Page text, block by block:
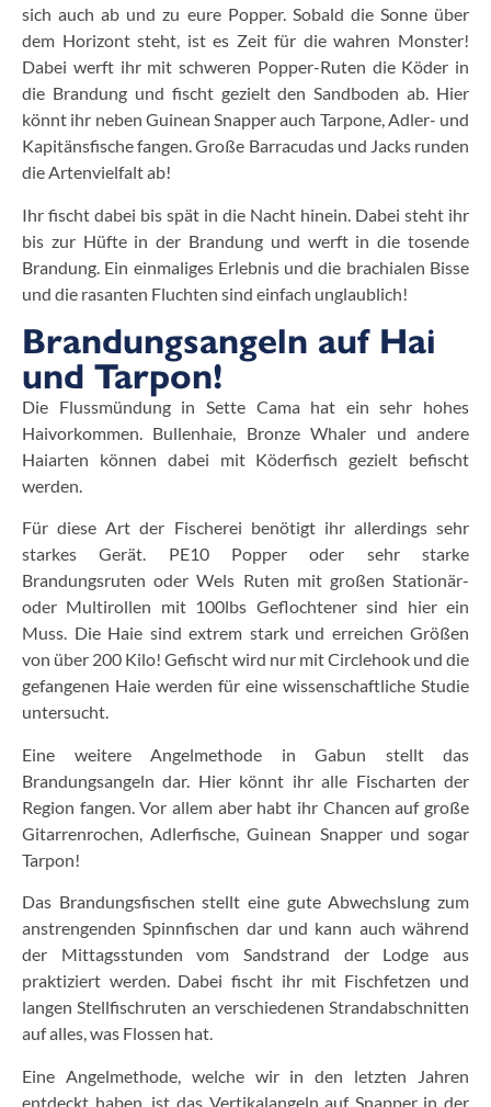
sich auch ab und zu eure Popper. Sobald die Sonne über
dem Horizont steht, ist es Zeit für die wahren Monster!
Dabei werft ihr mit schweren Popper-Ruten die Köder in
die Brandung und fischt gezielt den Sandboden ab. Hier
könnt ihr neben Guinean Snapper auch Tarpone, Adler- und
Kapitänsfische fangen. Große Barracudas und Jacks runden
die Artenvielfalt ab!
Ihr fischt dabei bis spät in die Nacht hinein. Dabei steht ihr
bis zur Hüfte in der Brandung und werft in die tosende
Brandung. Ein einmaliges Erlebnis und die brachialen Bisse
und die rasanten Fluchten sind einfach unglaublich!
Brandungsangeln auf Hai
und Tarpon!
Die Flussmündung in Sette Cama hat ein sehr hohes
Haivorkommen. Bullenhaie, Bronze Whaler und andere
Haiarten können dabei mit Köderfisch gezielt befischt
werden.
Für diese Art der Fischerei benötigt ihr allerdings sehr
starkes Gerät. PE10 Popper oder sehr starke
Brandungsruten oder Wels Ruten mit großen Stationär-
oder Multirollen mit 100lbs Geflochtener sind hier ein
Muss. Die Haie sind extrem stark und erreichen Größen
von über 200 Kilo! Gefischt wird nur mit Circlehook und die
gefangenen Haie werden für eine wissenschaftliche Studie
untersucht.
Eine weitere Angelmethode in Gabun stellt das
Brandungsangeln dar. Hier könnt ihr alle Fischarten der
Region fangen. Vor allem aber habt ihr Chancen auf große
Gitarrenrochen, Adlerfische, Guinean Snapper und sogar
Tarpon!
Das Brandungsfischen stellt eine gute Abwechslung zum
anstrengenden Spinnfischen dar und kann auch während
der Mittagsstunden vom Sandstrand der Lodge aus
praktiziert werden. Dabei fischt ihr mit Fischfetzen und
langen Stellfischruten an verschiedenen Strandabschnitten
auf alles, was Flossen hat.
Eine Angelmethode, welche wir in den letzten Jahren
entdeckt haben, ist das Vertikalangeln auf Snapper in der